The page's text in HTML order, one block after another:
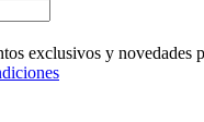
exclusivos y novedades